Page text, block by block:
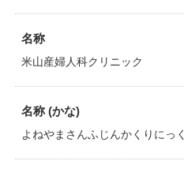
名称
米山産婦人科クリニック
名称 (かな)
よねやまさんふじんかくりにっく